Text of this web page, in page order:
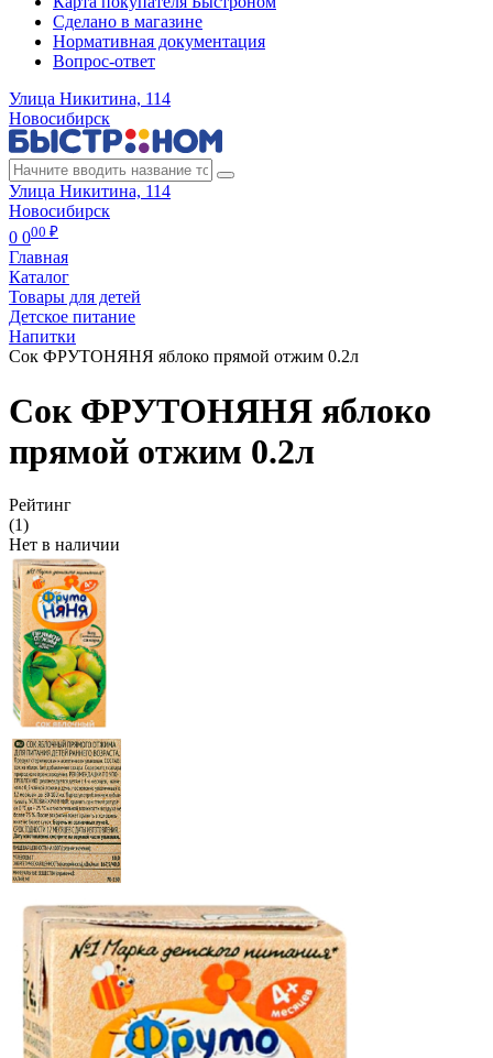
Сделано в магазине
Нормативная документация
Вопрос-ответ
Улица Никитина, 114
Новосибирск
Улица Никитина, 114
Новосибирск
0 000 ₽
Главная
Каталог
Товары для детей
Детское питание
Напитки
Сок ФРУТОНЯНЯ яблоко прямой отжим 0.2л
Сок ФРУТОНЯНЯ яблоко
прямой отжим 0.2л
Рейтинг
(1)
Нет в наличии